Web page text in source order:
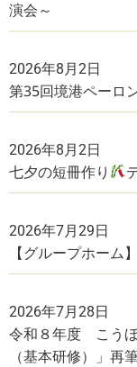
演会～
2026年8月2日
第35回境港ペーロ
2026年8月2日
七夕の短冊作り
2026年7月29日
【グループホー
2026年7月28日
令和８年度 こう
（基本研修）」再